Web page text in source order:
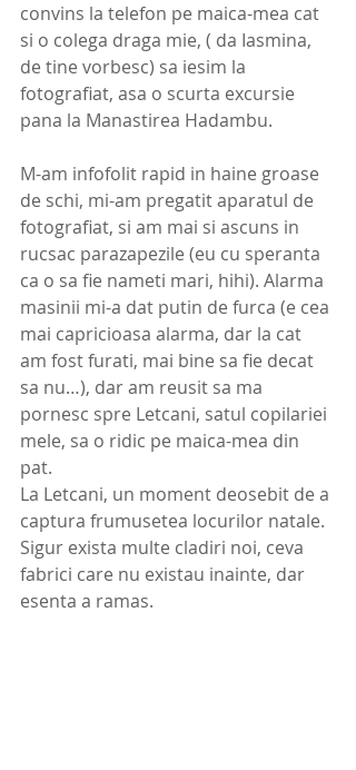
convins la telefon pe maica-mea cat
si o colega draga mie, ( da Iasmina,
de tine vorbesc) sa iesim la
fotografiat, asa o scurta excursie
pana la Manastirea Hadambu.
M-am infofolit rapid in haine groase
de schi, mi-am pregatit aparatul de
fotografiat, si am mai si ascuns in
rucsac parazapezile (eu cu speranta
ca o sa fie nameti mari, hihi). Alarma
masinii mi-a dat putin de furca (e cea
mai capricioasa alarma, dar la cat
am fost furati, mai bine sa fie decat
sa nu…), dar am reusit sa ma
pornesc spre Letcani, satul copilariei
mele, sa o ridic pe maica-mea din
pat.
La Letcani, un moment deosebit de a
captura frumusetea locurilor natale.
Sigur exista multe cladiri noi, ceva
fabrici care nu existau inainte, dar
esenta a ramas.